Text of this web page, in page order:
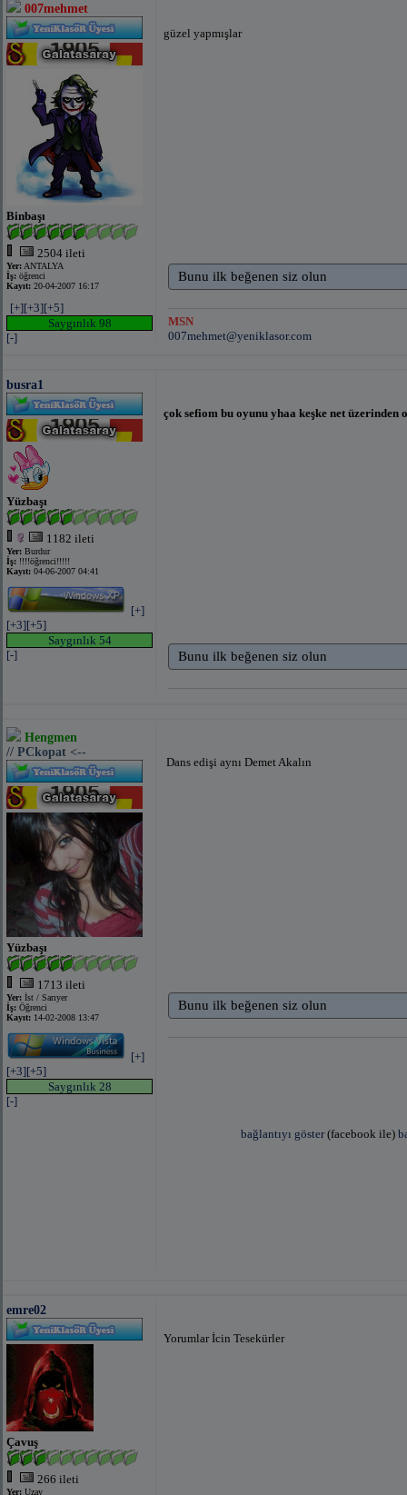
007mehmet
Binbaşı
2504 ileti
Yer: ANTALYA
İş: öğrenci
Kayıt: 20-04-2007 16:17
[+][+3][+5]
Saygınlık 98
[-]
güzel yapmışlar
Bunu ilk beğenen siz olun
MSN
007mehmet@yeniklasor.com
busra1
Yüzbaşı
1182 ileti
Yer: Burdur
İş: !!!!öğrenci!!!!!
Kayıt: 04-06-2007 04:41
[+]
[+3][+5]
Saygınlık 54
[-]
çok sefiom bu oyunu yhaa keşke net
Bunu ilk beğenen siz olun
Hengmen
// PCkopat <--
Yüzbaşı
1713 ileti
Yer: İst / Sarıyer
İş: Öğrenci
Kayıt: 14-02-2008 13:47
[+]
[+3][+5]
Saygınlık 28
[-]
Dans edişi aynı Demet Akalın
Bunu ilk beğenen siz olun
bağlantıyı göster(facebook ile)
emre02
Çavuş
266 ileti
Yer: Uzay
Yorumlar İcin Tesekürler